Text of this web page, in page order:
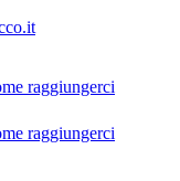
raggiungerci
raggiungerci